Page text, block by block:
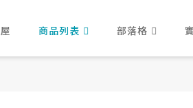
商品列表 部落格